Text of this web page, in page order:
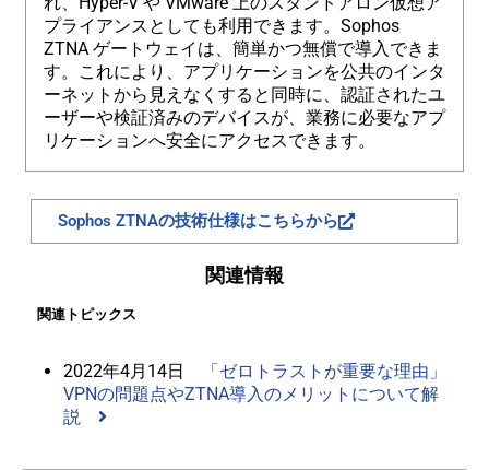
プライアンスとしても利用できます。Sophos
ZTNA ゲートウェイは、簡単かつ無償で導入できま
す。これにより、アプリケーションを公共のインタ
ーネットから見えなくすると同時に、認証されたユ
ーザーや検証済みのデバイスが、業務に必要なアプ
リケーションへ安全にアクセスできます。
Sophos ZTNAの技術仕様はこちらから
関連情報
関連トピックス
2022年4月14日
「ゼロトラストが重要な理由」
VPNの問題点やZTNA導入のメリットについて解
説